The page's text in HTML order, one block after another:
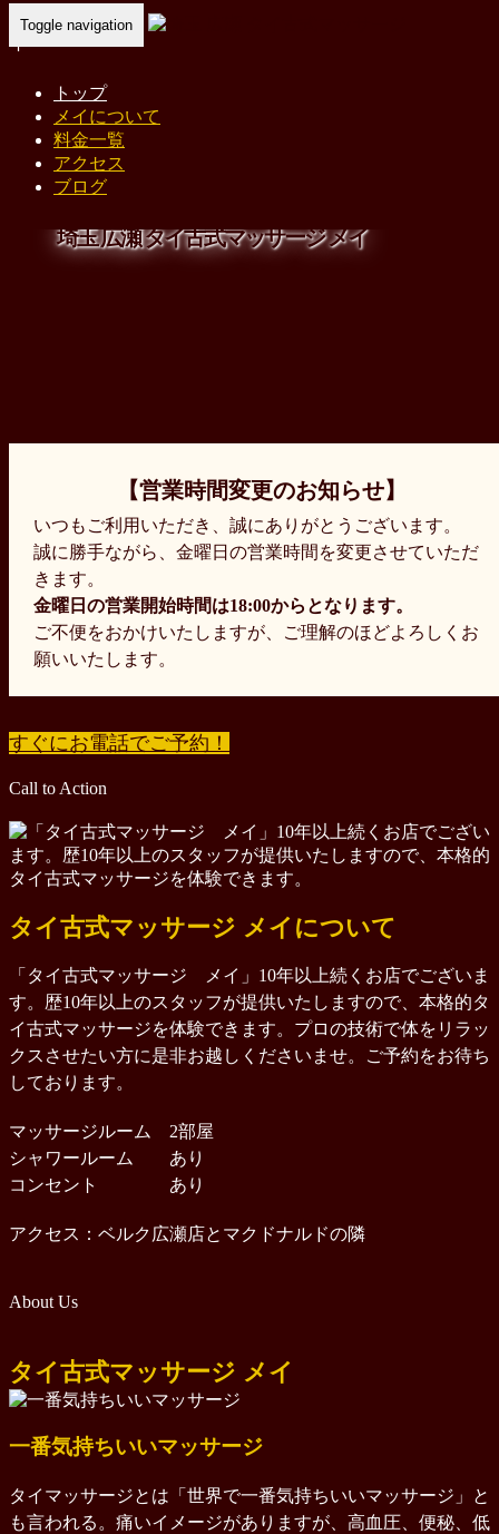
Toggle navigation
トップ
メイについて
料金一覧
アクセス
ブログ
埼玉 広瀬 タイ古式マッサージ メイ
【営業時間変更のお知らせ】
いつもご利用いただき、誠にありがとうございます。
誠に勝手ながら、金曜日の営業時間を変更させていただ
きます。
金曜日の営業開始時間は18:00からとなります。
ご不便をおかけいたしますが、ご理解のほどよろしくお
願いいたします。
すぐにお電話でご予約！
Call to Action
タイ古式マッサージ メイについて
「タイ古式マッサージ メイ」 10年以上続くお店でございま
す。 歴10年以上のスタッフが提供いたしますので、本格的タ
イ古式マッサージを体験できます。 プロの技術で体をリラッ
クスさせたい方に是非お越しくださいませ。
ご予約をお待ち
しております。
マッサージルーム 2部屋
シャワールーム あり
コンセント あり
アクセス： ベルク広瀬店とマクドナルドの隣
About Us
タイ古式マッサージ メイ
一番気持ちいいマッサージ
タイマッサージとは「世界で一番気持ちいいマッサージ」と
も言われる。痛いイメージがありますが、高血圧、便秘、低